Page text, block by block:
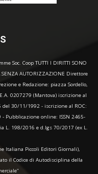
Soc. Coop TUTTI I DIRITTI SONO
SENZA AUTORIZZAZIONE Direttore
e Redazione: piazza Sordello,
0207279 (Mantova) iscrizione al
30/11/1992 - iscrizione al ROC:
Pubblicazione online: ISSN 2465-
L. 198/2016 e d.lgs 70/2017 (ex L.
Italiana Piccoli Editori Giornali),
il Codice di Autodisciplina della